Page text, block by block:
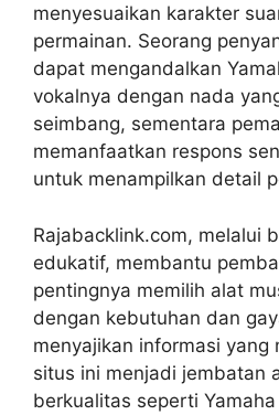
menyesuaikan karakter
permainan. Seorang
dapat mengandalkan
vokalnya dengan nada
seimbang, sementara
memanfaatkan respons
untuk menampilkan detail
Rajabacklink.com, melalui
edukatif, membantu
pentingnya memilih alat
dengan kebutuhan dan
menyajikan informasi yang
situs ini menjadi jembatan
berkualitas seperti